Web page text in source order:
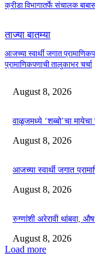
क्रीडा विभागातर्फे संचालक
ताज्या बातम्या
आजच्या स्वार्थी जगात
प्रामाणिकपणाची तालुकाभर चर्चा
August 8, 2026
वाळूजमध्ये ‘शब्बो’चा
August 8, 2026
आजच्या स्वार्थी जगात
August 8, 2026
रुग्णांशी अरेरावी थांबवा,
August 8, 2026
Load more